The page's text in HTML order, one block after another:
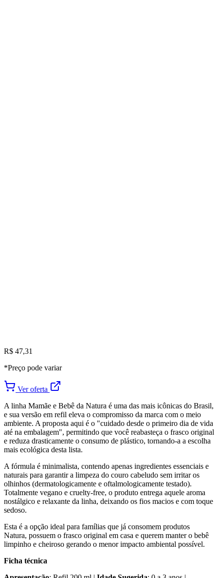
R$ 47,31
*Preço pode variar
Ver oferta
A linha Mamãe e Bebê da Natura é uma das mais icônicas do Brasil,
e sua versão em refil eleva o compromisso da marca com o meio
ambiente. A proposta aqui é o "cuidado desde o primeiro dia de vida
até na embalagem", permitindo que você reabasteça o frasco original
e reduza drasticamente o consumo de plástico, tornando-a a escolha
mais ecológica desta lista.
A fórmula é minimalista, contendo apenas ingredientes essenciais e
naturais para garantir a limpeza do couro cabeludo sem irritar os
olhinhos (dermatologicamente e oftalmologicamente testado).
Totalmente vegano e cruelty-free, o produto entrega aquele aroma
nostálgico e relaxante da linha, deixando os fios macios e com toque
sedoso.
Esta é a opção ideal para famílias que já consomem produtos
Natura, possuem o frasco original em casa e querem manter o bebê
limpinho e cheiroso gerando o menor impacto ambiental possível.
Ficha técnica